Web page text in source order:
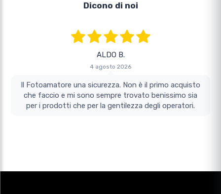
Dicono di noi
ALDO B.
4 agosto 2026
Il Fotoamatore una sicurezza. Non è il primo acquisto
che faccio e mi sono sempre trovato benissimo sia
per i prodotti che per la gentilezza degli operatori.